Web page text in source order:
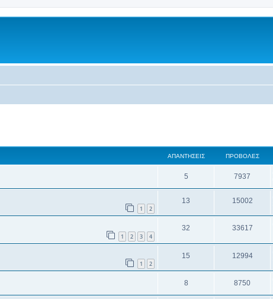
ΑΠΑΝΤΉΣΕΙΣ ΠΡΟΒΟΛΈΣ
5 7937
1 2
13 15002
1 2 3 4
32 33617
1 2
15 12994
8 8750